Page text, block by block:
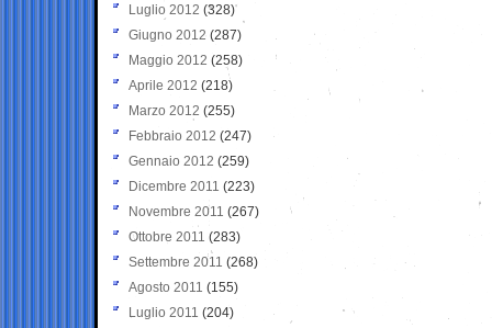
Luglio 2012 (328)
Giugno 2012 (287)
Maggio 2012 (258)
Aprile 2012 (218)
Marzo 2012 (255)
Febbraio 2012 (247)
Gennaio 2012 (259)
Dicembre 2011 (223)
Novembre 2011 (267)
Ottobre 2011 (283)
Settembre 2011 (268)
Agosto 2011 (155)
Luglio 2011 (204)